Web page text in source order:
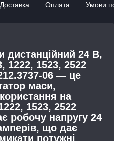
Доставка Оплата Умови
дистанційний 24 В,
1222, 1523, 2522
06 — це
маси,
на
1523, 2522
робочу напругу 24
що дає
потужні